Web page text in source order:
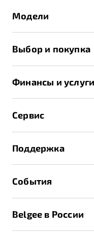
Модели
X70
Выбор и покупка
Спецпредложения и
Записаться на тест-
Получить предложение
Финансы и услуги
Трейд-ин
Страхование
Расчет КАСКО
Сервис
Руководство по
Техническое
Калькулятор ТО
Поддержка
Помощь на дорогах
Belgee Линк
События
Контакты
Belgee в России